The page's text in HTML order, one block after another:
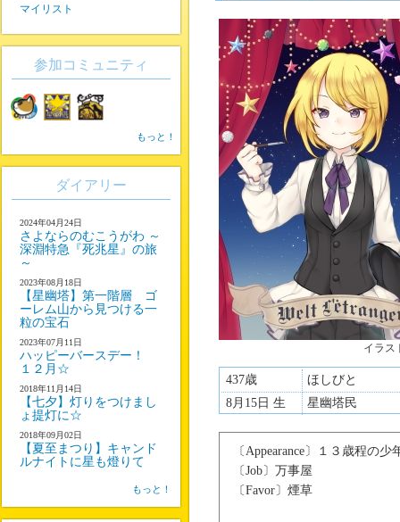
イラス
437歳
ほしびと
8月15日 生
星幽塔民
〔Appearance〕１３歳程の少
〔Job〕万事屋
〔Favor〕煙草
マイリスト
参加コミュニティ
もっと！
ダイアリー
2024年04月24日
さよならのむこうがわ ～
深淵特急『死兆星』の旅
～
2023年08月18日
【星幽塔】第一階層 ゴ
ーレム山から見つける一
粒の宝石
2023年07月11日
ハッピーバースデー！
１２月☆
2018年11月14日
【七夕】灯りをつけまし
ょ提灯に☆
2018年09月02日
【夏至まつり】キャンド
ルナイトに星も燈りて
もっと！